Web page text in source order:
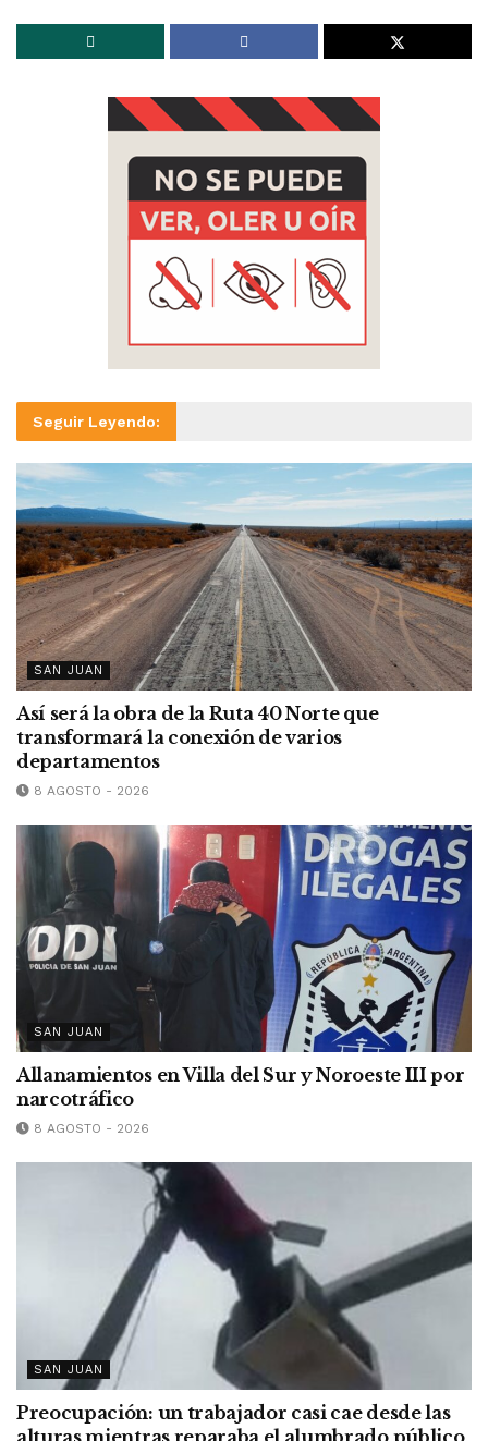
Seguir Leyendo:
SAN JUAN
Así será la obra de la Ruta 40 Norte que
transformará la conexión de varios
departamentos
8 AGOSTO - 2026
SAN JUAN
Allanamientos en Villa del Sur y Noroeste III por
narcotráfico
8 AGOSTO - 2026
SAN JUAN
Preocupación: un trabajador casi cae desde las